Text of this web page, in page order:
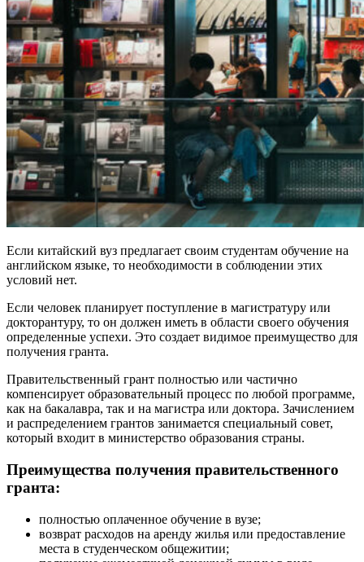
Если китайский вуз предлагает своим студентам обучение на
английском языке, то необходимости в соблюдении этих
условий нет.
Если человек планирует поступление в магистратуру или
докторантуру, то он должен иметь в области своего обучения
определенные успехи. Это создает видимое преимущество для
получения гранта.
Правительственный грант полностью или частично
компенсирует образовательный процесс по любой программе,
как на бакалавра, так и на магистра или доктора. Зачислением
и распределением грантов занимается специальный совет,
который входит в министерство образования страны.
Преимущества получения правительственного
гранта:
полностью оплаченное обучение в вузе;
возврат расходов на аренду жилья или предоставление
места в студенческом общежитии;